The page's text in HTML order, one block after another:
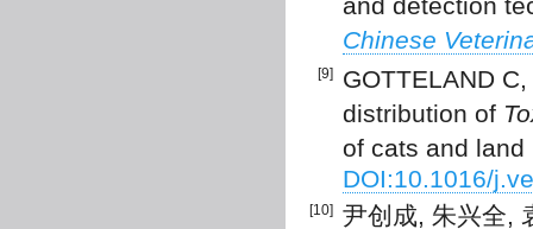
Chinese
[9]
GOTTELAND
distribution of
of cats and
DOI:10.1016/
[10] 尹创成, 朱兴全,